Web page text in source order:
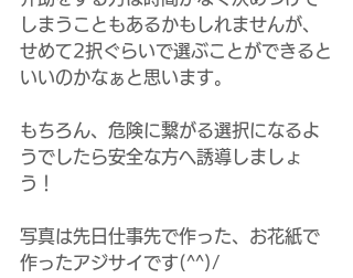
しまうこともあるかもしれませんが、
せめて2択ぐらいで選ぶことができると
いいのかなぁと思います。
もちろん、危険に繋がる選択になるよ
うでしたら安全な方へ誘導しましょ
う！
写真は先日仕事先で作った、お花紙で
作ったアジサイです(^^)/